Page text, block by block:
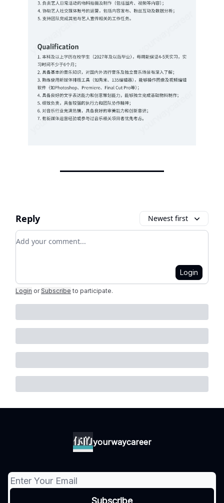
Reply Newest first
Add your comment
Login
Login or Subscribe to participate.
yourwaycareer